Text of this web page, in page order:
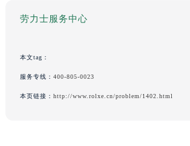
劳力士服务中心
本文tag：
服务专线： 400-805-0023
本页链接： http://www.rolxe.cn/problem/1402.html